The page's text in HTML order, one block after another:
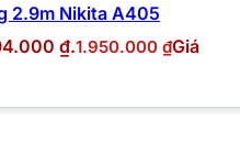
2.9m Nikita A405
₫.1.950.000 ₫Giá